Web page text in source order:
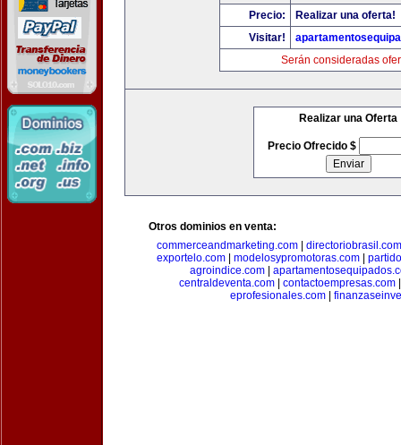
Precio:
Realizar una oferta!
Visitar!
Serán consideradas
Realizar una Oferta
Precio Ofrecido $
Otros dominios en venta:
commerceandmarketing.com| directoriobrasil.com
exportelo.com
modelosypromotoras.com
agroindice.com
centraldeventa.com
contactoempresas.com
eprofesionales.com